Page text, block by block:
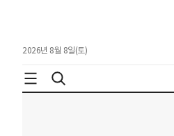
2026년 8월 8일(토)